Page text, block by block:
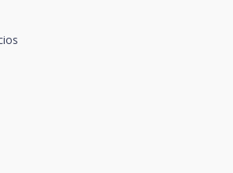
Privacidad o bien a
la Autoridad de Control
completa sobre protección